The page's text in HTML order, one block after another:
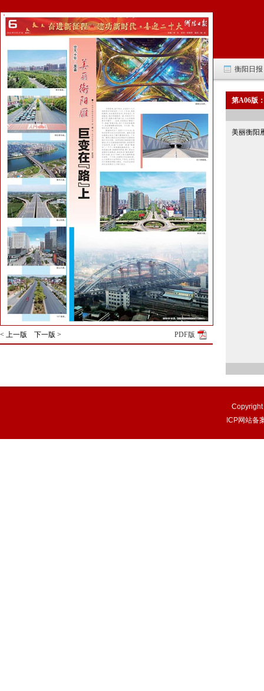
< 上一版 下一版 > PDF版
衡阳日报
第A06版
美丽衡阳
ICP网站备